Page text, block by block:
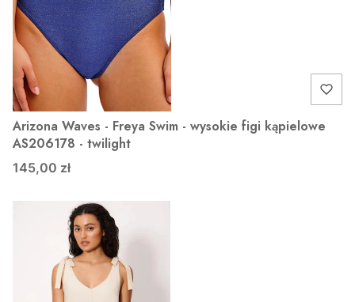
Arizona Waves - Freya Swim - wysokie figi kąpielowe
AS206178 - twilight
145,00 zł